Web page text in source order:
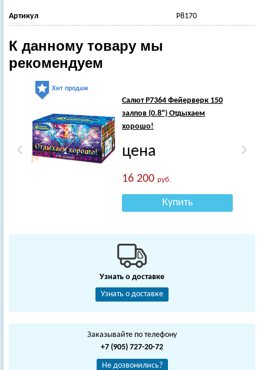
Артикул Р8170
К данному товару мы
рекомендуем
Хит продаж
Салют Р7364 Фейерверк 150
залпов (0.8") Отдыхаем
хорошо!
цена
16 200 руб.
Купить
Узнать о доставке
Узнать о доставке
Заказывайте по телефону
+7 (905) 727-20-72
Не дозвонились?